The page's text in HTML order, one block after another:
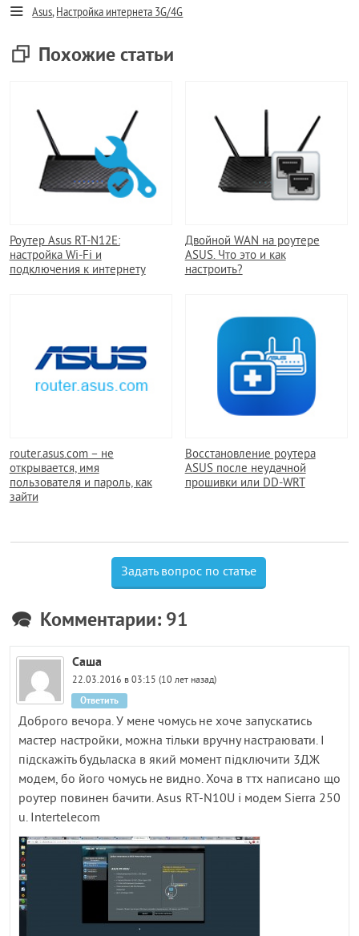
Asus,Настройка интернета 3G/4G
Похожие статьи
Роутер Asus RT-N12E:
настройка Wi-Fi и
подключения к интернету
Двойной WAN на роутере
ASUS. Что это и как
настроить?
router.asus.com – не
открывается, имя
пользователя и пароль, как
зайти
Восстановление роутера
ASUS после неудачной
прошивки или DD-WRT
Задать вопрос по статье
Комментарии: 91
Саша
22.03.2016 в 03:15 (10 лет назад)
Доброго вечора. У мене чомусь не хоче запускатись
мастер настройки, можна тільки вручну настраювати. І
підскажіть будьласка в який момент підключити 3ДЖ
модем, бо його чомусь не видно. Хоча в ттх написано що
роутер повинен бачити. Asus RT-N10U і модем Sierra 250
u. Intertelecom
Ответить